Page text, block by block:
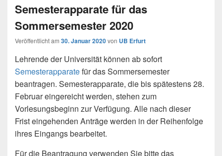
Semesterapparate für das
Sommersemester 2020
Veröffentlicht am 30. Januar 2020von UB Erfurt
Lehrende der Universität können ab sofort
Semesterapparatefür das Sommersemester
beantragen. Semesterapparate, die bis spätestens 28.
Februar eingereicht werden, stehen zum
Vorlesungsbeginn zur Verfügung. Alle nach dieser
Frist eingehenden Anträge werden in der Reihenfolge
ihres Eingangs bearbeitet.
Für die Beantragung verwenden Sie bitte das